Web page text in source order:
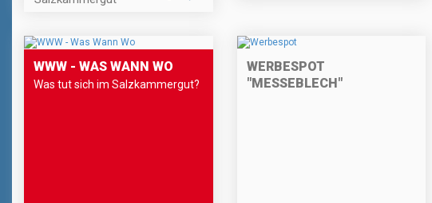
WWW - WAS WANN WO
Was tut sich im Salzkammergut?
WERBESPOT
"MESSEBLECH"